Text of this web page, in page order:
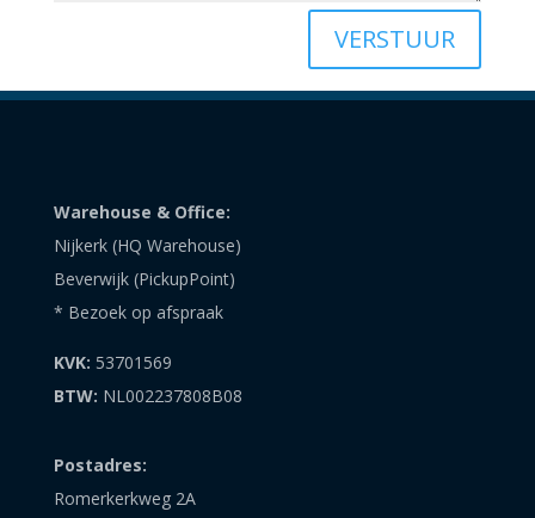
VERSTUUR
Warehouse & Office:
Nijkerk (HQ Warehouse)
Beverwijk (PickupPoint)
* Bezoek op afspraak
KVK: 53701569
BTW: NL002237808B08
Postadres:
Romerkerkweg 2A